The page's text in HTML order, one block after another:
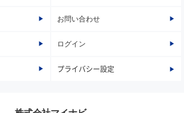
お問い合わせ
ログイン
プライバシー設定